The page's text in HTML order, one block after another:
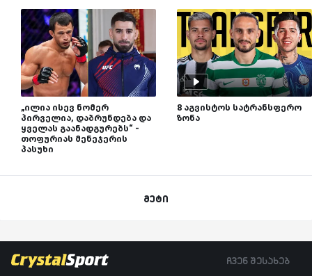
„ილია ისევ ნომერ
პირველია, დაბრუნდება და
ყველას გაანადგურებს“ -
თოფურიას მენეჯერის
პასუხი
8 აგვისტოს სატრანსფერო
ზონა
მეტი
ჩვენ შესახებ